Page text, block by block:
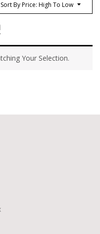
Sort By Price: High To Low
Your Selection.